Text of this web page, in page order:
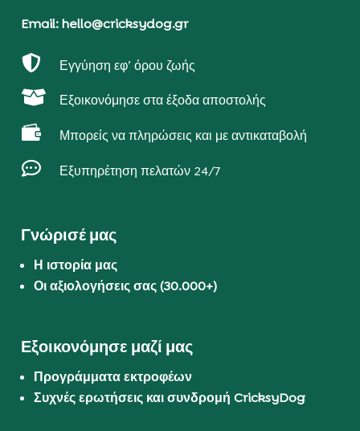
Email: hello@cricksydog.gr
 Εγγύηση εφ’ όρου ζωής
 Εξοικονόμησε στα έξοδα αποστολής
 Μπορείς να πληρώσεις και με αντικαταβολή
 Εξυπηρέτηση πελατών 24/7
Γνώρισέ μας
Η ιστορία μας
Οι αξιολογήσεις σας (30.000+)
Εξοικονόμησε μαζί μας
Προγράμματα εκτροφέων
Συχνές ερωτήσεις και συνδρομή CricksyDog